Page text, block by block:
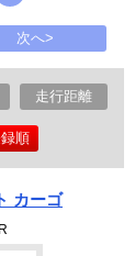
次へ>
走行距離
順
カーゴ